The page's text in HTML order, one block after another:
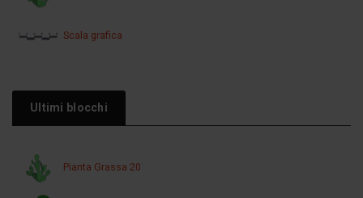
Scala grafica
Ultimi blocchi
Pianta Grassa 20